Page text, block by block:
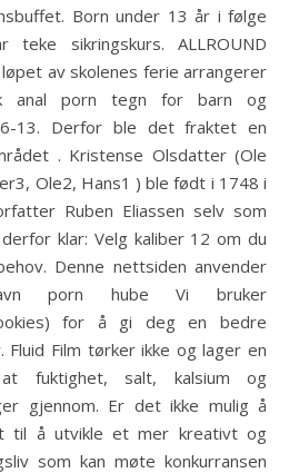
Born under 13 år i følge
sikringskurs. ALLROUND
løpet av skolenes ferie arrangerer
anal porn tegn for barn og
13. Derfor ble det fraktet en
. Kristense Olsdatter (Ole
Ole2, Hans1 ) ble født i 1748 i
Ruben Eliassen selv som
klar: Velg kaliber 12 om du
Denne nettsiden anvender
porn hube Vi bruker
for å gi deg en bedre
Fluid Film tørker ikke og lager en
at fuktighet, salt, kalsium og
gjennom. Er det ikke mulig å
til å utvikle et mer kreativt og
som kan møte konkurransen